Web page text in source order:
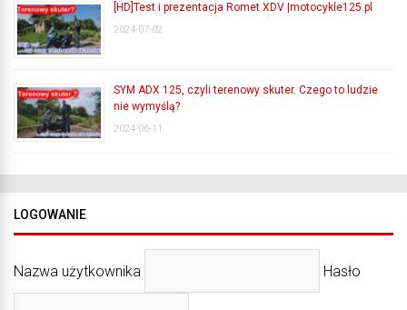
[HD]Test i prezentacja Romet XDV |motocykle125.pl
2024-07-02
SYM ADX 125, czyli terenowy skuter. Czego to ludzie
nie wymyślą?
2024-06-11
LOGOWANIE
Nazwa użytkownika Hasło